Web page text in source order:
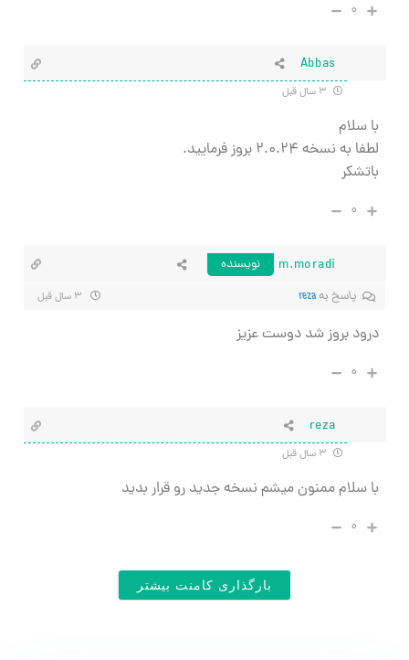
۰
Abbas
با سلام
لطفا به نسخه ۲.۰.۲۴ بروز فرمایید.
باتشکر
۰
m.moradi
نویسنده
پاسخ بهreza
درود بروز شد دوست عزیز
۰
reza
با سلام ممنون میشم نسخه جدید رو قرار بدید
۰
بارگذاری کامنت بیشتر